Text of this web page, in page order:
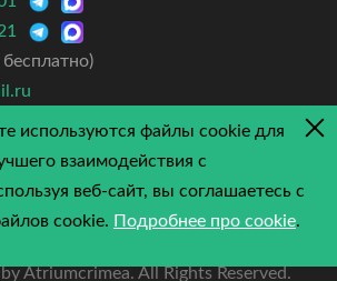
Atriumcrimea. All Rights Reserved.
используются файлы cookie для
взаимодействия с
веб-сайт, вы соглашаетесь с
cookie. Подробнее про cookie.